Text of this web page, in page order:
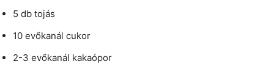
5 db tojás
10 evőkanál cukor
2-3 evőkanál kakaópor